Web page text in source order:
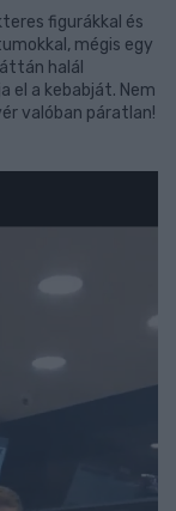
figurákkal és
mégis egy
halál
el a kebabját. Nem
valóban páratlan!